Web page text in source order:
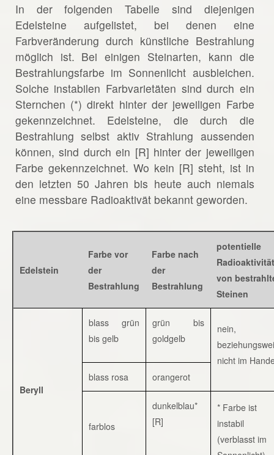
In der folgenden Tabelle sind diejenigen
Edelsteine aufgelistet, bei denen eine
Farbveränderung durch künstliche Bestrahlung
möglich ist. Bei einigen Steinarten, kann die
Bestrahlungsfarbe im Sonnenlicht ausbleichen.
Solche instabilen Farbvarietäten sind durch ein
Sternchen (*) direkt hinter der jeweiligen Farbe
gekennzeichnet. Edelsteine, die durch die
Bestrahlung selbst aktiv Strahlung aussenden
können, sind durch ein [R] hinter der jeweiligen
Farbe gekennzeichnet. Wo kein [R] steht, ist in
den letzten 50 Jahren bis heute auch niemals
eine messbare Radioaktivät bekannt geworden.
Edelstein
Farbe vor
der
Bestrahlung
Farbe nach
der
Bestrahlung
potentielle
Radioaktivität
von
Steinen
Beryll
blass grün
bis gelb
grün bis
goldgelb
nein,
nicht im
blass rosa
orangerot
farblos
dunkelblau*
[R]
* Farbe ist
instabil
(verblasst im